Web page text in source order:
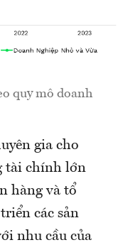
quy mô doanh
gia cho
tài chính lớn
hàng và tổ
các sản
nhu cầu của